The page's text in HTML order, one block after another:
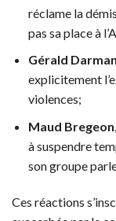
réclame la
pas sa place à
Gérald
explicitement
violences;
Maud Bregeon
à suspendre
son groupe
Ces réactions